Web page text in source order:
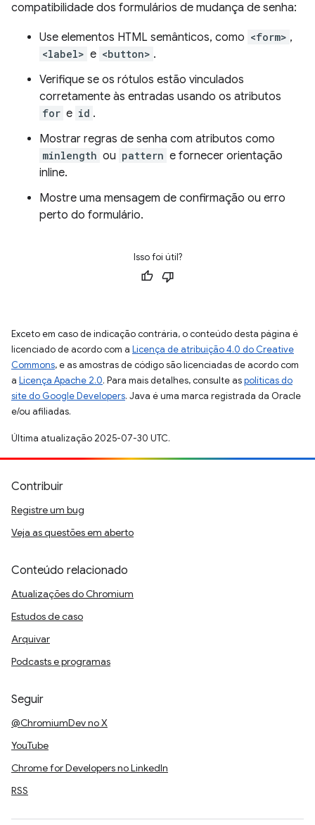
compatibilidade dos formulários de mudança de senha:
Use elementos HTML semânticos, como <form> ,
<label> e <button> .
Verifique se os rótulos estão vinculados
corretamente às entradas usando os atributos
for e id .
Mostrar regras de senha com atributos como
minlength ou pattern e fornecer orientação
inline.
Mostre uma mensagem de confirmação ou erro
perto do formulário.
Isso foi útil?
Exceto em caso de indicação contrária, o conteúdo desta página é
licenciado de acordo com a Licença de atribuição 4.0 do Creative
Commons, e as amostras de código são licenciadas de acordo com
a Licença Apache 2.0. Para mais detalhes, consulte aspolíticas do
site do Google Developers. Java é uma marca registrada da Oracle
e/ou afiliadas.
Última atualização 2025-07-30 UTC.
Contribuir
Registre um bug
Veja as questões em aberto
Conteúdo relacionado
Atualizações do Chromium
Estudos de caso
Arquivar
Podcasts e programas
Seguir
@ChromiumDev no X
YouTube
Chrome for Developers no LinkedIn
RSS